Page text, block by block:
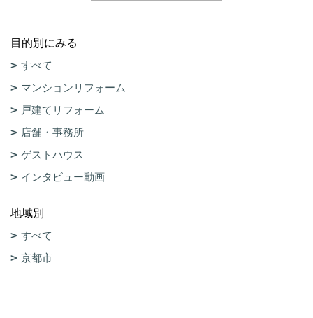
目的別にみる
すべて
マンションリフォーム
戸建てリフォーム
店舗・事務所
ゲストハウス
インタビュー動画
地域別
すべて
京都市